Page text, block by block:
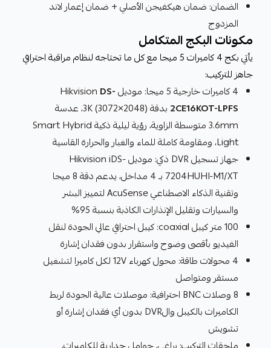
الضمان: ضمان هيكفيجن الأصلي + ضمان إعمار لاند
المزدوج
مكونات البكج المتكامل
يأتي بكج 4 كاميرات 5 ميجا مع كل ما تحتاجه لنظام مراقبة احترافي
جاهز للتركيب:
4 كاميرات خارجية 5 ميجا: موديل Hikvision
DS-
2CE16KOT-LPFS
بدقة 3K (3072×2048)، عدسة
3.6mm متوسطة الزاوية، رؤية ليلية ذكية Smart Hybrid
Light، ومقاومة كاملة للماء والغبار والحرارة القاسية
جهاز تسجيل DVR ذكي: موديل Hikvision iDS-
7204HUHI-M1/XT بـ 4 مداخل، يدعم دقة 8 ميجا
وتقنية الذكاء الاصطناعي AcuSense لتمييز البشر
والسيارات وتقليل الإنذارات الكاذبة بنسبة 95%
100 متر كيبل coaxial: كيبل احترافي عالي الجودة لنقل
الفيديو بأقصى وضوح واستقرار بدون فقدان إشارة
4 محولات طاقة: محول كهرباء 12V لكل كاميرا لتشغيل
مستقر ومتواصل
8 وصلات BNC احترافية: موصلات عالية الجودة لربط
الكاميرات بالكيبل والDVR بدون أي فقدان إشارة أو
تشويش